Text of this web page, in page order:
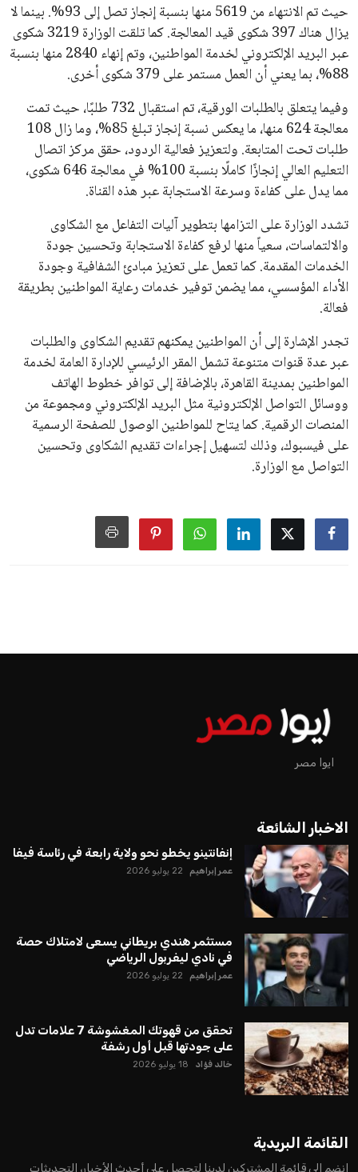
حيث تم الانتهاء من 5619 منها بنسبة إنجاز تصل إلى 93%. بينما لا
يزال هناك 397 شكوى قيد المعالجة. كما تلقت الوزارة 3219 شكوى
عبر البريد الإلكتروني لخدمة المواطنين، وتم إنهاء 2840 منها بنسبة
88%، بما يعني أن العمل مستمر على 379 شكوى أخرى.
وفيما يتعلق بالطلبات الورقية، تم استقبال 732 طلبًا، حيث تمت
معالجة 624 منها، ما يعكس نسبة إنجاز تبلغ 85%، وما زال 108
طلبات تحت المتابعة. ولتعزيز فعالية الردود، حقق مركز اتصال
التعليم العالي إنجازًا كاملًا بنسبة 100% في معالجة 646 شكوى،
مما يدل على كفاءة وسرعة الاستجابة عبر هذه القناة.
تشدد الوزارة على التزامها بتطوير آليات التفاعل مع الشكاوى
والالتماسات، سعياً منها لرفع كفاءة الاستجابة وتحسين جودة
الخدمات المقدمة. كما تعمل على تعزيز مبادئ الشفافية وجودة
الأداء المؤسسي، مما يضمن توفير خدمات رعاية المواطنين بطريقة
فعالة.
تجدر الإشارة إلى أن المواطنين يمكنهم تقديم الشكاوى والطلبات
عبر عدة قنوات متنوعة تشمل المقر الرئيسي للإدارة العامة لخدمة
المواطنين بمدينة القاهرة، بالإضافة إلى توافر خطوط الهاتف
ووسائل التواصل الإلكترونية مثل البريد الإلكتروني ومجموعة من
المنصات الرقمية. كما يتاح للمواطنين الوصول للصفحة الرسمية
على فيسبوك، وذلك لتسهيل إجراءات تقديم الشكاوى وتحسين
التواصل مع الوزارة.
ايوا مصر
الاخبار الشائعة
إنفانتينو يخطو نحو ولاية رابعة في رئاسة فيفا
عمر إبراهيم 22 يوليو 2026
مستثمر هندي بريطاني يسعى لامتلاك حصة
في نادي ليفربول الرياضي
عمر إبراهيم 22 يوليو 2026
تحقق من قهوتك المغشوشة 7 علامات تدل
على جودتها قبل أول رشفة
خالد فؤاد 18 يوليو 2026
القائمة البريدية
انضم إلى قائمة المشتركين لدينا لتحصل على أحدث الأخبار، التحديثات